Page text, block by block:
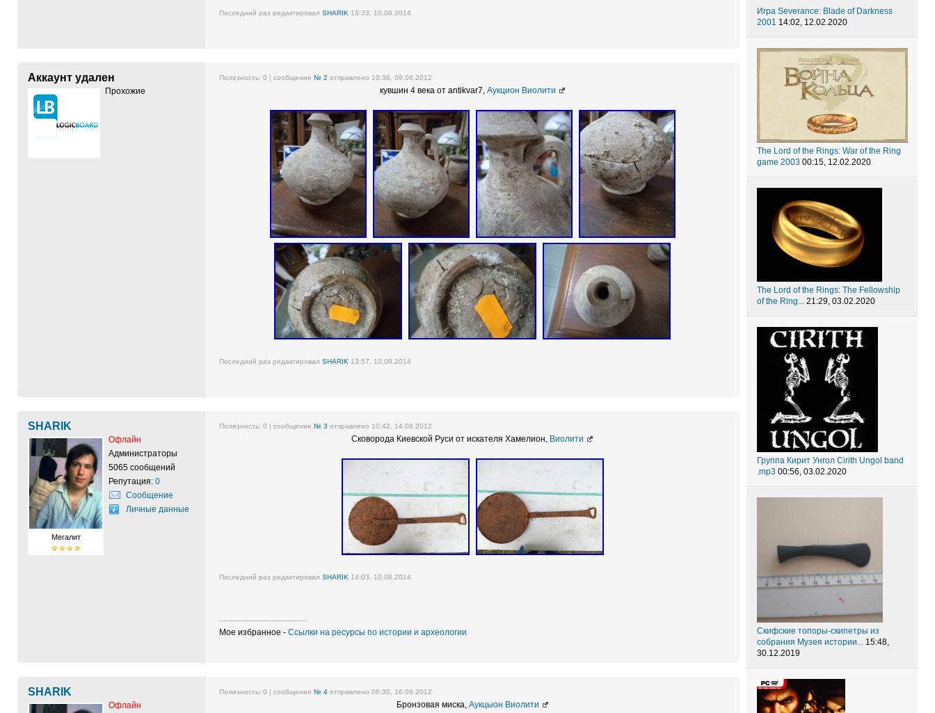
Последний раз редактировал SHARIK 13:33, 10.08.2014
Аккаунт удален
Прохожие
Полезность: 0 | сообщение № 2 отправлено 10:38, 09.08.2012
кувшин 4 века от antikvar7, Аукцион Виолити
Последний раз редактировал SHARIK 13:57, 10.08.2014
SHARIK
Мегалит
Офлайн
Администраторы
5065 сообщений
Репутация: 0
Сообщение
Личные данные
Полезность: 0 | сообщение № 3 отправлено 10:42, 14.08.2012
Сковорода Киевской Руси от искателя Хамелион, Виолити
Последний раз редактировал SHARIK 14:03, 10.08.2014
------------------------------------------
Мое избранное - Ссылки на ресурсы по истории и археологии
SHARIK
Офлайн
Полезность: 0 | сообщение № 4 отправлено 06:30, 16.08.2012
Бронзовая миска, Аукцыон Виолити
Игра Severance: Blade of Darkness
2001 14:02, 12.02.2020
The Lord of the Rings: War of the Ring
game 2003 00:15, 12.02.2020
The Lord of the Rings: The Fellowship
of the Ring...
21:29, 03.02.2020
Группа Кирит Унгол Cirith Ungol band
.mp3 00:56, 03.02.2020
Скифские топоры-скипетры из
собрания Музея истории...
15:48,
30.12.2019